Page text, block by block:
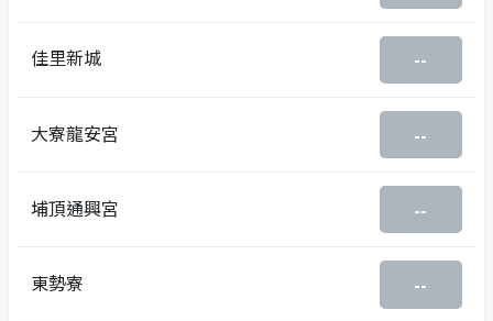
佳里新城 --
大寮龍安宮 --
埔頂通興宮 --
東勢寮 --